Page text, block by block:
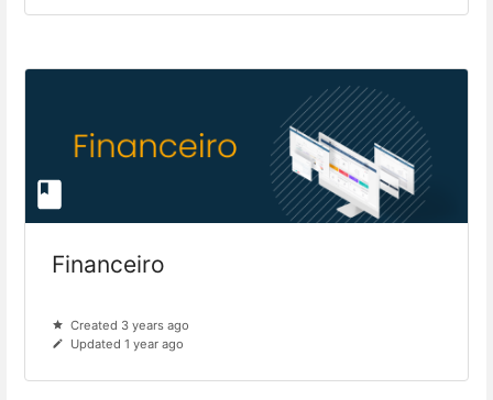
Financeiro
Created 3 years ago
Updated 1 year ago